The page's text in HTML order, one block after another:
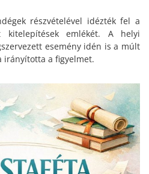
részvételével idézték fel a
kitelepítések emlékét. A helyi
esemény idén is a múlt
irányította a figyelmet.